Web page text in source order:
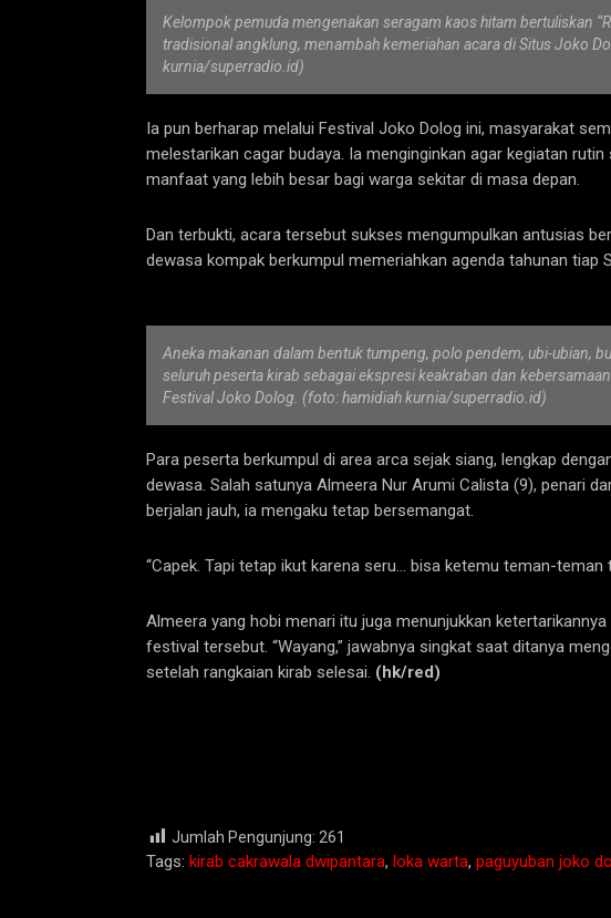
Kelompok pemuda mengenakan seragam kaos hitam bertuliskan
tradisional angklung, menambah kemeriahan acara di Situs Joko
kurnia/superradio.id)
Ia pun berharap melalui Festival Joko Dolog ini, masyarakat
melestarikan cagar budaya. Ia menginginkan agar kegiatan
manfaat yang lebih besar bagi warga sekitar di masa depan.
Dan terbukti, acara tersebut sukses mengumpulkan antusias
dewasa kompak berkumpul memeriahkan agenda tahunan tiap
Aneka makanan dalam bentuk tumpeng, polo pendem, ubi-ubian,
seluruh peserta kirab sebagai ekspresi keakraban dan
Festival Joko Dolog. (foto: hamidiah kurnia/superradio.id)
Para peserta berkumpul di area arca sejak siang, lengkap
dewasa. Salah satunya Almeera Nur Arumi Calista (9), penari
berjalan jauh, ia mengaku tetap bersemangat.
“Capek. Tapi tetap ikut karena seru… bisa ketemu teman-teman
Almeera yang hobi menari itu juga menunjukkan
festival tersebut. “Wayang,” jawabnya singkat saat ditanya
setelah rangkaian kirab selesai. (hk/red)
Jumlah Pengunjung: 261
Tags: kirab cakrawala dwipantara, loka warta, paguyuban joko